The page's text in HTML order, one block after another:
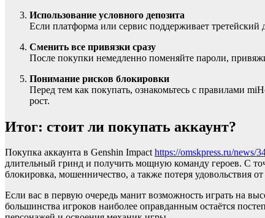
Использование условного депозита
Если платформа или сервис поддерживает
Сменить все привязки сразу
После покупки немедленно поменяйте пароли,
Понимание рисков блокировки
Перед тем как покупать, ознакомьтесь с правилами
рост.
Итог: стоит ли покупать аккаунт?
Покупка аккаунта в Genshin Impacthttps://omskpress.ru/news/
длительный гринд и получить мощную команду героев. С
блокировка, мошенничество, а также потеря удовольствия от
Если вас в первую очередь манит возможность играть на
большинства игроков наиболее оправданным остаётся